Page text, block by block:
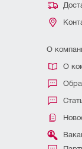
О
О